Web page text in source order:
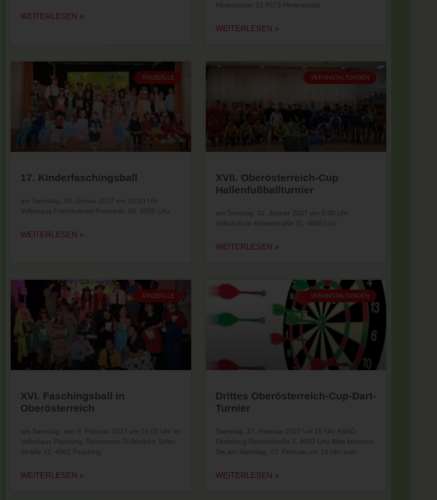
WEITERLESEN »
Hinterstoder 21 4573 Hinterstoder
WEITERLESEN »
TANZBÄLLE
17. Kinderfaschingsball
am Samstag, 30. Januar 2027 um 16:00 Uhr
Volkshaus Franckviertel Franckstr. 68, 4020 Linz
WEITERLESEN »
VERANSTALTUNGEN
XVII. Oberösterreich-Cup
Hallenfußballturnier
am Sonntag, 31. Jänner 2027 um 9:00 Uhr
Volksschule Keplerstraße 11, 4040 Linz
WEITERLESEN »
TANZBÄLLE
XVI. Faschingsball in
Oberösterreich
am Samstag, den 6. Februar 2027 um 18.00 Uhr im
Volkshaus Pasching, Restaurant Til Adalbert Stifter
Straße 31, 4061 Pasching
WEITERLESEN »
VERANSTALTUNGEN
Drittes Oberösterreich-Cup-Dart-
Turnier
Samstag, 27. Februar 2027 um 15 Uhr ASKÖ
Ebelsberg Resselstraße 2, 4030 Linz Bitte kommen
Sie am Samstag, 27. Februar um 15 Uhr zum
WEITERLESEN »